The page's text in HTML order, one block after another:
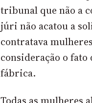
tribunal que não a
júri não acatou a
contratava
consideração o
fábrica.